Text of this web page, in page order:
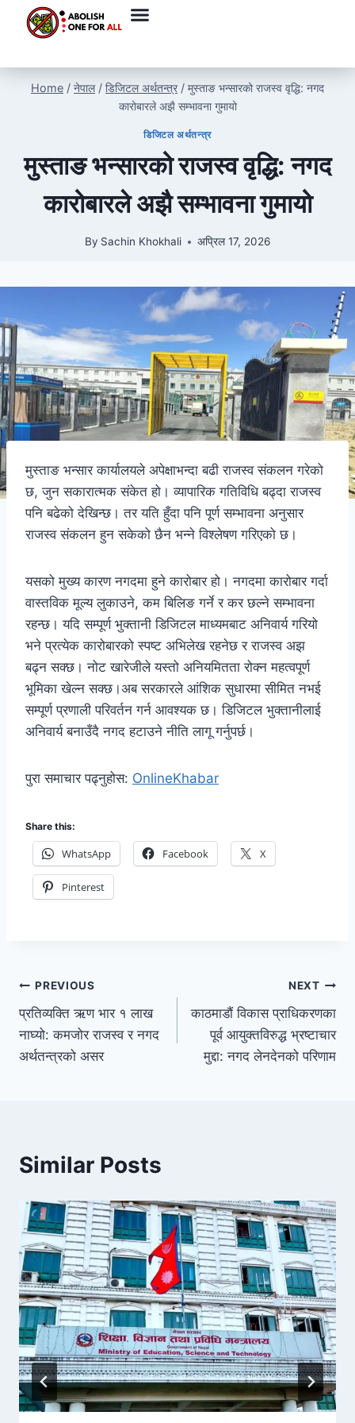
Home / नेपाल / डिजिटल अर्थतन्त्र / मुस्ताङ भन्सारको राजस्व वृद्धि: नगद
कारोबारले अझै सम्भावना गुमायो
डिजिटल अर्थतन्त्र
मुस्ताङ भन्सारको राजस्व वृद्धि: नगद
कारोबारले अझै सम्भावना गुमायो
By Sachin Khokhali अप्रिल 17, 2026
मुस्ताङ भन्सार कार्यालयले अपेक्षाभन्दा बढी राजस्व संकलन गरेको
छ, जुन सकारात्मक संकेत हो। व्यापारिक गतिविधि बढ्दा राजस्व
पनि बढेको देखिन्छ। तर यति हुँदा पनि पूर्ण सम्भावना अनुसार
राजस्व संकलन हुन सकेको छैन भन्ने विश्लेषण गरिएको छ।
यसको मुख्य कारण नगदमा हुने कारोबार हो। नगदमा कारोबार गर्दा
वास्तविक मूल्य लुकाउने, कम बिलिङ गर्ने र कर छल्ने सम्भावना
रहन्छ। यदि सम्पूर्ण भुक्तानी डिजिटल माध्यमबाट अनिवार्य गरियो
भने प्रत्येक कारोबारको स्पष्ट अभिलेख रहनेछ र राजस्व अझ
बढ्न सक्छ। नोट खारेजीले यस्तो अनियमितता रोक्न महत्वपूर्ण
भूमिका खेल्न सक्छ।अब सरकारले आंशिक सुधारमा सीमित नभई
सम्पूर्ण प्रणाली परिवर्तन गर्न आवश्यक छ। डिजिटल भुक्तानीलाई
अनिवार्य बनाउँदै नगद हटाउने नीति लागू गर्नुपर्छ।
पुरा समाचार पढ्नुहोस: OnlineKhabar
Share this:
WhatsApp Facebook X
Pinterest
PREVIOUS
प्रतिव्यक्ति ऋण भार १ लाख
नाघ्यो: कमजोर राजस्व र नगद
अर्थतन्त्रको असर
NEXT
काठमाडौं विकास प्राधिकरणका
पूर्व आयुक्तविरुद्ध भ्रष्टाचार
मुद्दा: नगद लेनदेनको परिणाम
Similar Posts